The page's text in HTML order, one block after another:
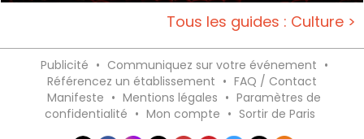
Tous les guides : Culture >
Publicité • Communiquez sur votre événement •
Référencez un établissement • FAQ / Contact
Manifeste • Mentions légales • Paramètres de
confidentialité • Mon compte • Sortir de Paris